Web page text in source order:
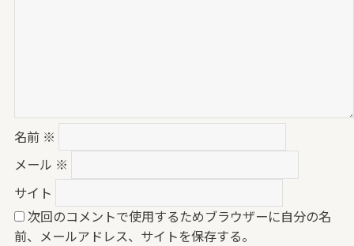
名前 ※
メール ※
サイト
次回のコメントで使用するためブラウザーに自分の名
前、メールアドレス、サイトを保存する。